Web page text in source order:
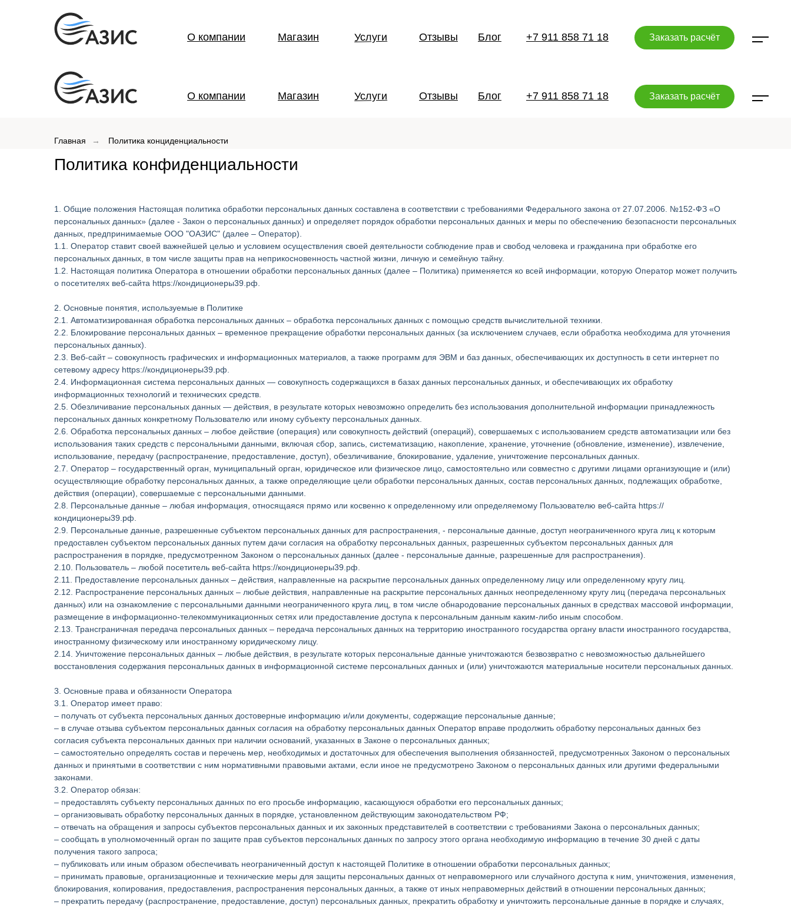
Услуги
О компании +7 911 858 71 18 Заказать расчёт
Отзывы
Магазин Блог
Услуги
О компании +7 911 858 71 18 Заказать расчёт
Отзывы
Магазин Блог
Главная → Политика конциденциальности
Политика конфиденциальности
1. Общие положения Настоящая политика обработки персональных данных составлена в соответствии с требованиями Федерального закона от 27.07.2006. №152-ФЗ «О
персональных данных» (далее - Закон о персональных данных) и определяет порядок обработки персональных данных и меры по обеспечению безопасности персональных
данных, предпринимаемые ООО "ОАЗИС" (далее – Оператор).
1.1. Оператор ставит своей важнейшей целью и условием осуществления своей деятельности соблюдение прав и свобод человека и гражданина при обработке его
персональных данных, в том числе защиты прав на неприкосновенность частной жизни, личную и семейную тайну.
1.2. Настоящая политика Оператора в отношении обработки персональных данных (далее – Политика) применяется ко всей информации, которую Оператор может получить
о посетителях веб-сайта https://кондиционеры39.рф.
2. Основные понятия, используемые в Политике
2.1. Автоматизированная обработка персональных данных – обработка персональных данных с помощью средств вычислительной техники.
2.2. Блокирование персональных данных – временное прекращение обработки персональных данных (за исключением случаев, если обработка необходима для уточнения
персональных данных).
2.3. Веб-сайт – совокупность графических и информационных материалов, а также программ для ЭВМ и баз данных, обеспечивающих их доступность в сети интернет по
сетевому адресу https://кондиционеры39.рф.
2.4. Информационная система персональных данных — совокупность содержащихся в базах данных персональных данных, и обеспечивающих их обработку
информационных технологий и технических средств.
2.5. Обезличивание персональных данных — действия, в результате которых невозможно определить без использования дополнительной информации принадлежность
персональных данных конкретному Пользователю или иному субъекту персональных данных.
2.6. Обработка персональных данных – любое действие (операция) или совокупность действий (операций), совершаемых с использованием средств автоматизации или без
использования таких средств с персональными данными, включая сбор, запись, систематизацию, накопление, хранение, уточнение (обновление, изменение), извлечение,
использование, передачу (распространение, предоставление, доступ), обезличивание, блокирование, удаление, уничтожение персональных данных.
2.7. Оператор – государственный орган, муниципальный орган, юридическое или физическое лицо, самостоятельно или совместно с другими лицами организующие и (или)
осуществляющие обработку персональных данных, а также определяющие цели обработки персональных данных, состав персональных данных, подлежащих обработке,
действия (операции), совершаемые с персональными данными.
2.8. Персональные данные – любая информация, относящаяся прямо или косвенно к определенному или определяемому Пользователю веб-сайта https://
кондиционеры39.рф.
2.9. Персональные данные, разрешенные субъектом персональных данных для распространения, - персональные данные, доступ неограниченного круга лиц к которым
предоставлен субъектом персональных данных путем дачи согласия на обработку персональных данных, разрешенных субъектом персональных данных для
распространения в порядке, предусмотренном Законом о персональных данных (далее - персональные данные, разрешенные для распространения).
2.10. Пользователь – любой посетитель веб-сайта https://кондиционеры39.рф.
2.11. Предоставление персональных данных – действия, направленные на раскрытие персональных данных определенному лицу или определенному кругу лиц.
2.12. Распространение персональных данных – любые действия, направленные на раскрытие персональных данных неопределенному кругу лиц (передача персональных
данных) или на ознакомление с персональными данными неограниченного круга лиц, в том числе обнародование персональных данных в средствах массовой информации,
размещение в информационно-телекоммуникационных сетях или предоставление доступа к персональным данным каким-либо иным способом.
2.13. Трансграничная передача персональных данных – передача персональных данных на территорию иностранного государства органу власти иностранного государства,
иностранному физическому или иностранному юридическому лицу.
2.14. Уничтожение персональных данных – любые действия, в результате которых персональные данные уничтожаются безвозвратно с невозможностью дальнейшего
восстановления содержания персональных данных в информационной системе персональных данных и (или) уничтожаются материальные носители персональных данных.
3. Основные права и обязанности Оператора
3.1. Оператор имеет право:
– получать от субъекта персональных данных достоверные информацию и/или документы, содержащие персональные данные;
– в случае отзыва субъектом персональных данных согласия на обработку персональных данных Оператор вправе продолжить обработку персональных данных без
согласия субъекта персональных данных при наличии оснований, указанных в Законе о персональных данных;
– самостоятельно определять состав и перечень мер, необходимых и достаточных для обеспечения выполнения обязанностей, предусмотренных Законом о персональных
данных и принятыми в соответствии с ним нормативными правовыми актами, если иное не предусмотрено Законом о персональных данных или другими федеральными
законами.
3.2. Оператор обязан:
– предоставлять субъекту персональных данных по его просьбе информацию, касающуюся обработки его персональных данных;
– организовывать обработку персональных данных в порядке, установленном действующим законодательством РФ;
– отвечать на обращения и запросы субъектов персональных данных и их законных представителей в соответствии с требованиями Закона о персональных данных;
– сообщать в уполномоченный орган по защите прав субъектов персональных данных по запросу этого органа необходимую информацию в течение 30 дней с даты
получения такого запроса;
– публиковать или иным образом обеспечивать неограниченный доступ к настоящей Политике в отношении обработки персональных данных;
– принимать правовые, организационные и технические меры для защиты персональных данных от неправомерного или случайного доступа к ним, уничтожения, изменения,
блокирования, копирования, предоставления, распространения персональных данных, а также от иных неправомерных действий в отношении персональных данных;
– прекратить передачу (распространение, предоставление, доступ) персональных данных, прекратить обработку и уничтожить персональные данные в порядке и случаях,